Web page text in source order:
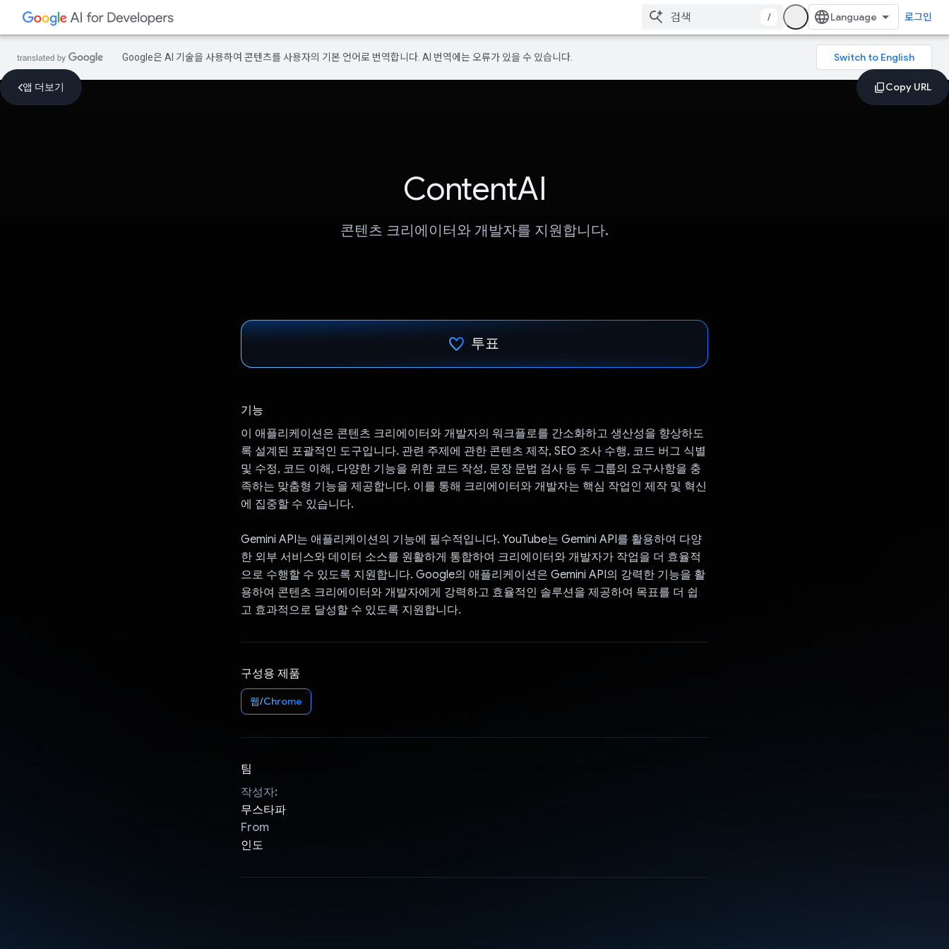
/ 로그인
Google은 AI 기술을 사용하여 콘텐츠를 사용자의 기본 언어로 번역합니다. AI 번역에는 오류가 있을 수 있습니다.
앱 더보기
ContentAI
콘텐츠 크리에이터와 개발자를 지원합니다.
투표
기능
이 애플리케이션은 콘텐츠 크리에이터와 개발자의 워크플로를 간소화하고 생산성을 향상하도
록 설계된 포괄적인 도구입니다. 관련 주제에 관한 콘텐츠 제작, SEO 조사 수행, 코드 버그 식별
및 수정, 코드 이해, 다양한 기능을 위한 코드 작성, 문장 문법 검사 등 두 그룹의 요구사항을 충
족하는 맞춤형 기능을 제공합니다. 이를 통해 크리에이터와 개발자는 핵심 작업인 제작 및 혁신
에 집중할 수 있습니다.
Gemini API는 애플리케이션의 기능에 필수적입니다. YouTube는 Gemini API를 활용하여 다양
한 외부 서비스와 데이터 소스를 원활하게 통합하여 크리에이터와 개발자가 작업을 더 효율적
으로 수행할 수 있도록 지원합니다. Google의 애플리케이션은 Gemini API의 강력한 기능을 활
용하여 콘텐츠 크리에이터와 개발자에게 강력하고 효율적인 솔루션을 제공하여 목표를 더 쉽
고 효과적으로 달성할 수 있도록 지원합니다.
구성용 제품
웹/Chrome
팀
작성자:
무스타파
From
인도